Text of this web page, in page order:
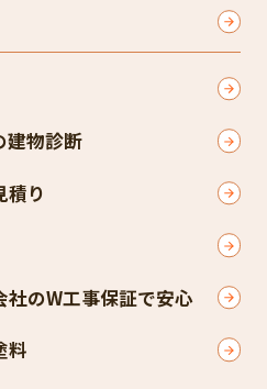
建物診断
積り
のW工事保証で安心
料